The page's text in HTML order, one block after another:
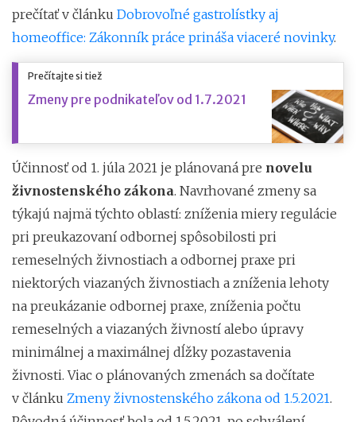
prečítať v článku Dobrovoľné gastrolístky aj
homeoffice: Zákonník práce prináša viaceré novinky.
Prečítajte si tiež
Zmeny pre podnikateľov od 1.7.2021
Účinnosť od 1. júla 2021 je plánovaná pre novelu
živnostenského zákona. Navrhované zmeny sa
týkajú najmä týchto oblastí: zníženia miery regulácie
pri preukazovaní odbornej spôsobilosti pri
remeselných živnostiach a odbornej praxe pri
niektorých viazaných živnostiach a zníženia lehoty
na preukázanie odbornej praxe, zníženia počtu
remeselných a viazaných živností alebo úpravy
minimálnej a maximálnej dĺžky pozastavenia
živnosti. Viac o plánovaných zmenách sa dočítate
v článku Zmeny živnostenského zákona od 1.5.2021.